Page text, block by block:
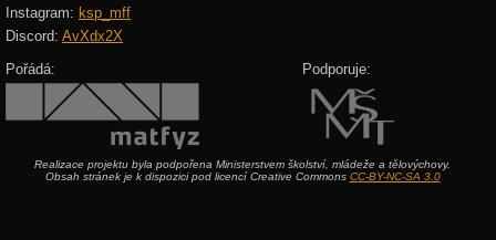
Instagram: ksp_mff
Discord: AvXdx2X
Pořádá: Podporuje:
Realizace projektu byla podpořena Ministerstvem školství, mládeže a tělovýchovy.
Obsah stránek je k dispozici pod licencí Creative Commons CC-BY-NC-SA 3.0